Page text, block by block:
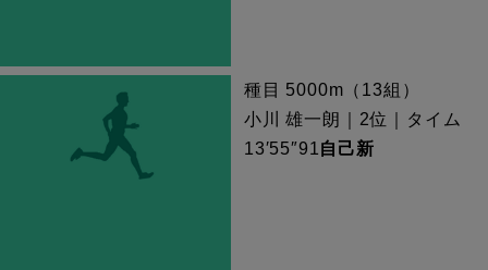
種目 5000m（13組）
小川 雄一朗｜2位｜タイム
13′55″91自己新